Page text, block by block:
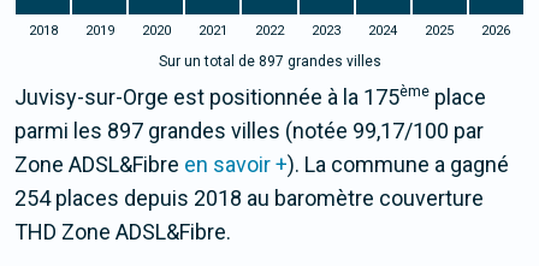
2018 2019 2020 2021 2022 2023 2024 2025 2026
Sur un total de 897 grandes villes
Juvisy-sur-Orge est positionnée à la 175ème place
parmi les 897 grandes villes (notée 99,17/100 par
Zone ADSL&Fibre en savoir +). La commune a gagné
254 places depuis 2018 au baromètre couverture
THD Zone ADSL&Fibre.